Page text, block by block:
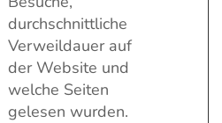
durchschnittliche
Verweildauer auf
der Website und
welche Seiten
gelesen wurden.